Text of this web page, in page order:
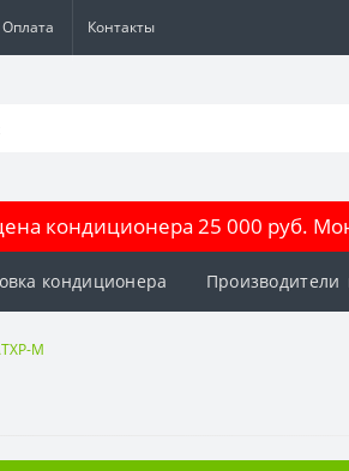
Оплата Контакты
кондиционера 25 000 руб.
кондиционера Производители
M